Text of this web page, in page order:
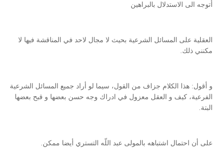
أتوجه الى الاستدلال بالبراهين
العقلية على المسائل الشرعية بحيث لا مجال لاحد في المناقشة فيها لا
مكنني ذلك.
و أقول: هذا الكلام جزاف من القول، سيما لو أراد جميع المسائل الشرعية
الفرعية، كيف و العقل معزول في ادراك وجه حسن بعضها و قبح بعضها
البتة.
على أن احتمال اشتباهه بالمولى عبد اللّه التستري أيضا ممكن.